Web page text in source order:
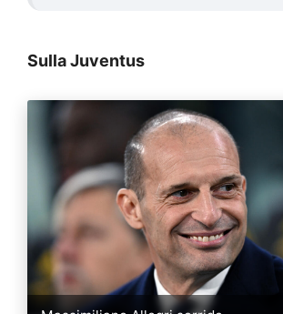
Sulla Juventus